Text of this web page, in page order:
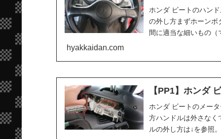
ホンダ ビートのハン
の外し方まずホーンボ
間に適当な細いもの
hyakkaidan.com
【PP1】ホンダ
ホンダ ビートのメー
方ハンドルは外さなく
ルの外し方は↓を参照